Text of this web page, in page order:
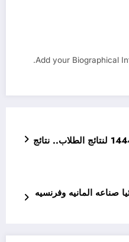
Add your Biographical
نظام نور برقم الهوية فقط 1444 لنتائج الطلاب.. نتائج
صناعه المانيه وفرنسيه